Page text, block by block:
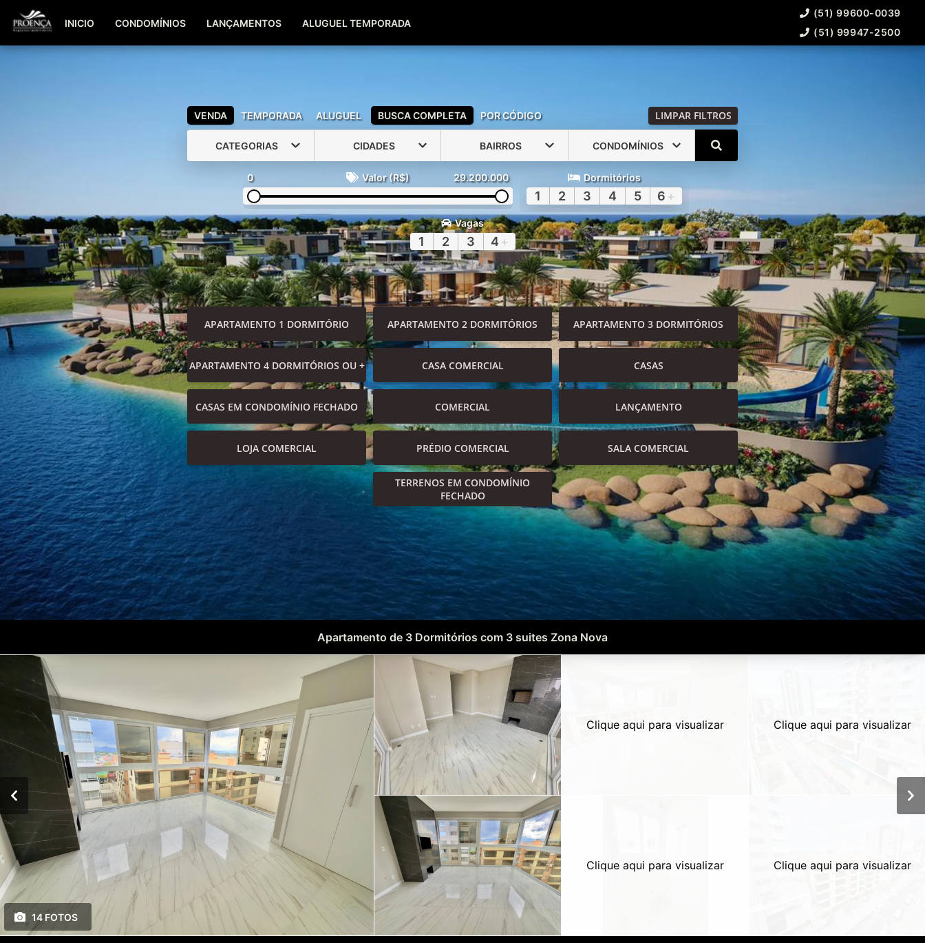
(51) 99600-0039
INICIO CONDOMÍNIOS LANÇAMENTOS ALUGUEL TEMPORADA
(51) 99600-0039
(51) 99947-2500
VENDA TEMPORADA ALUGUEL BUSCA COMPLETA POR CÓDIGO LIMPAR FILTROS
CATEGORIAS CIDADES BAIRROS CONDOMÍNIOS
0 Valor (R$) 29.200.000 Dormitórios
1 2 3 4 5 6 +
Vagas
1 2 3 4 +
APARTAMENTO 1 DORMITÓRIO APARTAMENTO 2 DORMITÓRIOS APARTAMENTO 3 DORMITÓRIOS
APARTAMENTO 4 DORMITÓRIOS OU + CASA COMERCIAL CASAS
CASAS EM CONDOMÍNIO FECHADO COMERCIAL LANÇAMENTO
LOJA COMERCIAL PRÉDIO COMERCIAL SALA COMERCIAL
TERRENOS EM CONDOMÍNIO
FECHADO
Apartamento de 3 Dormitórios com 3 suites Zona Nova
14 FOTOS
Clique aqui para visualizar
Clique aqui para visualizar
Clique aqui para visualizar
Clique aqui para visualizar